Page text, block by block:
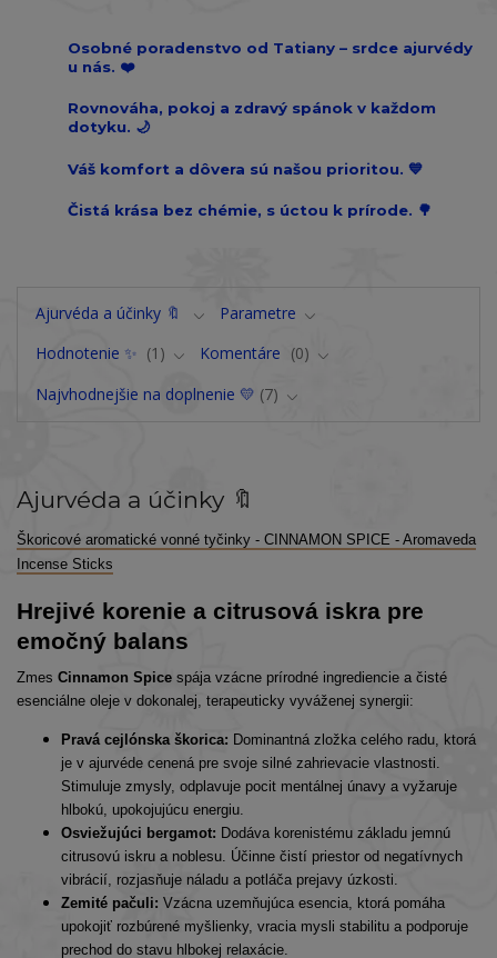
Osobné poradenstvo od Tatiany – srdce ajurvédy
u nás. ❤️
Rovnováha, pokoj a zdravý spánok v každom
dotyku. 🌙
Váš komfort a dôvera sú našou prioritou. 💙
Čistá krása bez chémie, s úctou k prírode. 🌳
Ajurvéda a účinky 🔖
Parametre
Hodnotenie ✨
1 Komentáre
0
Najvhodnejšie na doplnenie 💛 7
Ajurvéda a účinky 🔖
Škoricové aromatické vonné tyčinky - CINNAMON SPICE - Aromaveda
Incense Sticks
Hrejivé korenie a citrusová iskra pre
emočný balans
Zmes Cinnamon Spice spája vzácne prírodné ingrediencie a čisté
esenciálne oleje v dokonalej, terapeuticky vyváženej synergii:
Pravá cejlónska škorica: Dominantná zložka celého radu, ktorá
je v ajurvéde cenená pre svoje silné zahrievacie vlastnosti.
Stimuluje zmysly, odplavuje pocit mentálnej únavy a vyžaruje
hlbokú, upokojujúcu energiu.
Osviežujúci bergamot: Dodáva korenistému základu jemnú
citrusovú iskru a noblesu. Účinne čistí priestor od negatívnych
vibrácií, rozjasňuje náladu a potláča prejavy úzkosti.
Zemité pačuli: Vzácna uzemňujúca esencia, ktorá pomáha
upokojiť rozbúrené myšlienky, vracia mysli stabilitu a podporuje
prechod do stavu hlbokej relaxácie.